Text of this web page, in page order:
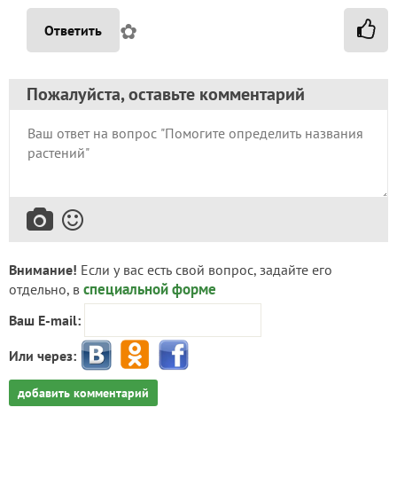
Ответить ✿
Пожалуйста, оставьте комментарий
Внимание! Если у вас есть свой вопрос, задайте его
отдельно, в специальной форме
Ваш E-mail:
Или через:
добавить комментарий